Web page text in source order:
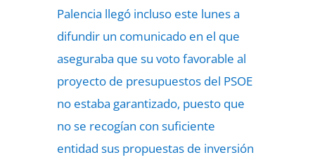
Palencia llegó incluso este lunes a
difundir un comunicado en el que
aseguraba que su voto favorable al
proyecto de presupuestos del PSOE
no estaba garantizado, puesto que
no se recogían con suficiente
entidad sus propuestas de inversión